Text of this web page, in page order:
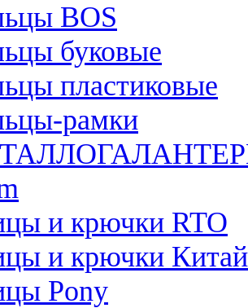
BOS
буковые
пластиковые
рамки
и крючки RTO
и крючки Китай
Pony